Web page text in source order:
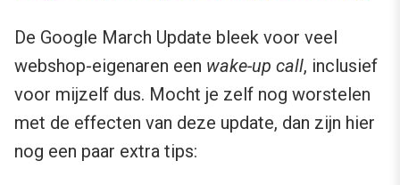
De Google March Update bleek voor veel
webshop-eigenaren een wake-up call, inclusief
voor mijzelf dus. Mocht je zelf nog worstelen
met de effecten van deze update, dan zijn hier
nog een paar extra tips: